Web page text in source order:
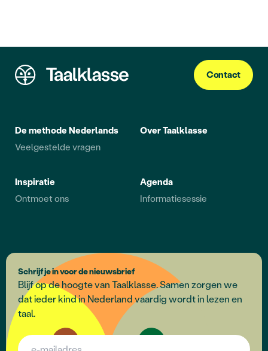
Contact
De methode Nederlands
Veelgestelde vragen
Over Taalklasse
Inspiratie
Ontmoet ons
Agenda
Informatiesessie
Schrijf je in voor de nieuwsbrief
Blijf op de hoogte van Taalklasse. Samen zorgen we
dat ieder kind in Nederland vaardig wordt in lezen en
taal.